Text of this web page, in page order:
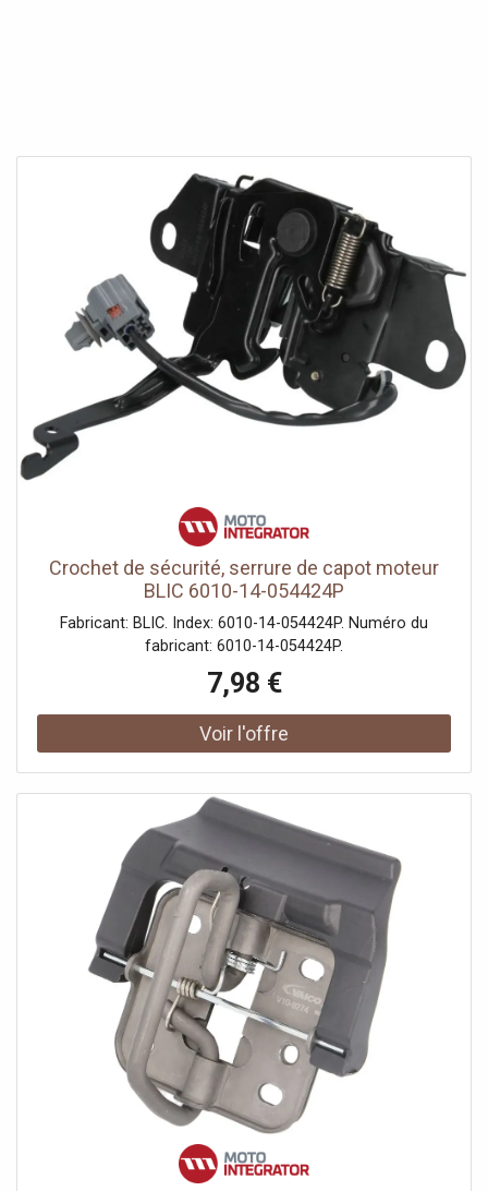
Crochet de sécurité, serrure de capot moteur
BLIC 6010-14-054424P
Fabricant: BLIC. Index: 6010-14-054424P. Numéro du
fabricant: 6010-14-054424P.
7,98 €